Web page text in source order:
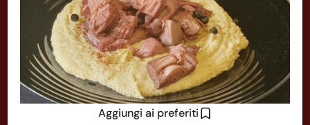
Aggiungi ai preferiti